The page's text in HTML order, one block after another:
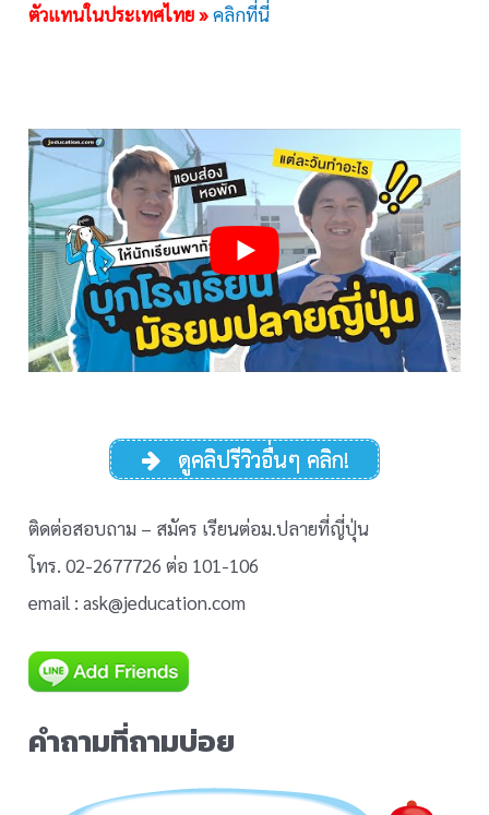
ตัวแทนในประเทศไทย »คลิกที่นี่
ดูคลิปรีวิวอื่นๆ คลิก!
ติดต่อสอบถาม – สมัคร เรียนต่อม.ปลายที่ญี่ปุ่น
โทร. 02-2677726 ต่อ 101-106
email : ask@jeducation.com
คำถามที่ถามบ่อย